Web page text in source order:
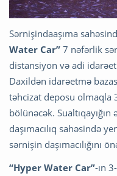
Sərnişindaaşıma
Water Car” 7 nəfərlik
distansiyon və adi
Daxildən idarəetmə
təhcizat deposu olmaqla
bölünəcək.
daşımacılıq sahəsində
sərnişin daşımacılığını
“Hyper Water Car”-ın